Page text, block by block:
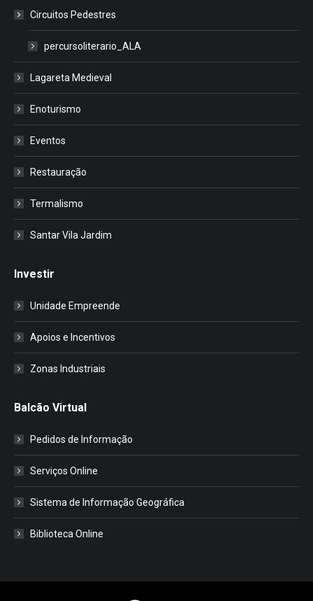
Circuitos Pedestres
percursoliterario_ALA
Lagareta Medieval
Enoturismo
Eventos
Restauração
Termalismo
Santar Vila Jardim
Investir
Unidade Empreende
Apoios e Incentivos
Zonas Industriais
Balcão Virtual
Pedidos de Informação
Serviços Online
Sistema de Informação Geográfica
Biblioteca Online